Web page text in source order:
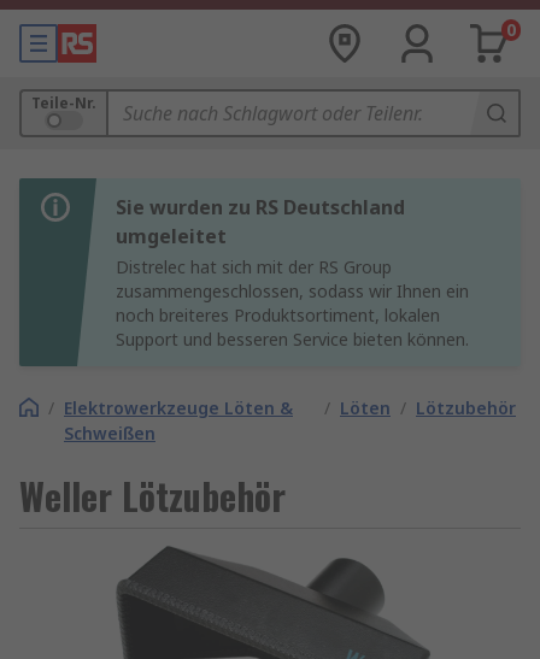
0
Teile-Nr.
Sie wurden zu RS Deutschland
umgeleitet
Distrelec hat sich mit der RS Group
zusammengeschlossen, sodass wir Ihnen ein
noch breiteres Produktsortiment, lokalen
Support und besseren Service bieten können.
/ Elektrowerkzeuge Löten &
Schweißen
/ Löten / Lötzubehör
Weller Lötzubehör